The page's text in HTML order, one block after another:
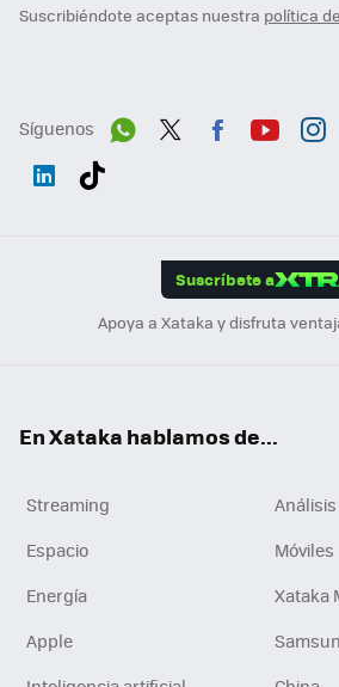
Suscribiéndote aceptas nuestra política
Síguenos
Suscríbete a
Apoya a Xataka y disfruta
En Xataka hablamos de...
Streaming
Análisis
Espacio
Móviles
Energía
Xataka
Apple